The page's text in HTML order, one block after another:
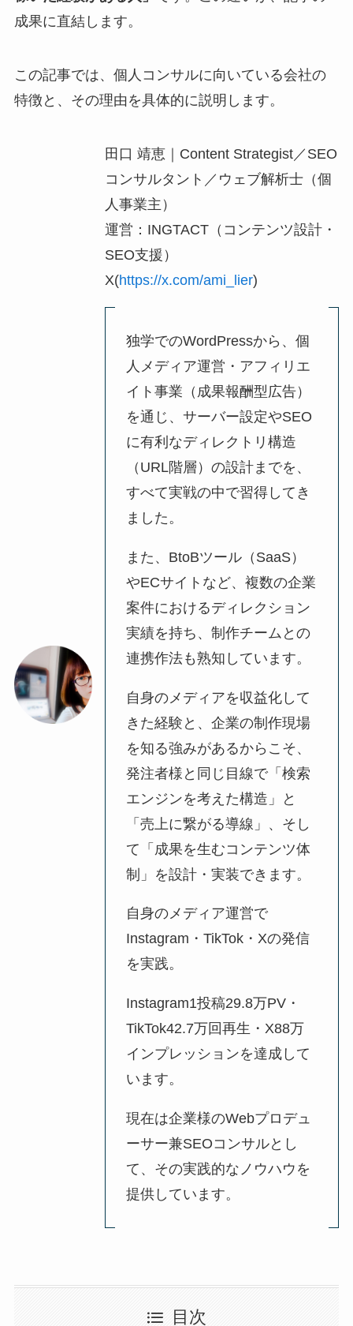
成果に直結します。
この記事では、個人コンサルに向いている会社の
特徴と、その理由を具体的に説明します。
田口 靖恵｜Content Strategist／SEO
コンサルタント／ウェブ解析士（個
人事業主）
運営：INGTACT（コンテンツ設計・
SEO支援）
X(https://x.com/ami_lier)
独学でのWordPressから、個
人メディア運営・アフィリエ
イト事業（成果報酬型広告）
を通じ、サーバー設定やSEO
に有利なディレクトリ構造
（URL階層）の設計までを、
すべて実戦の中で習得してき
ました。
また、BtoBツール（SaaS）
やECサイトなど、複数の企業
案件におけるディレクション
実績を持ち、制作チームとの
連携作法も熟知しています。
自身のメディアを収益化して
きた経験と、企業の制作現場
を知る強みがあるからこそ、
発注者様と同じ目線で「検索
エンジンを考えた構造」と
「売上に繋がる導線」、そし
て「成果を生むコンテンツ体
制」を設計・実装できます。
自身のメディア運営で
Instagram・TikTok・Xの発信
を実践。
Instagram1投稿29.8万PV・
TikTok42.7万回再生・X88万
インプレッションを達成して
います。
現在は企業様のWebプロデュ
ーサー兼SEOコンサルとし
て、その実践的なノウハウを
提供しています。
目次